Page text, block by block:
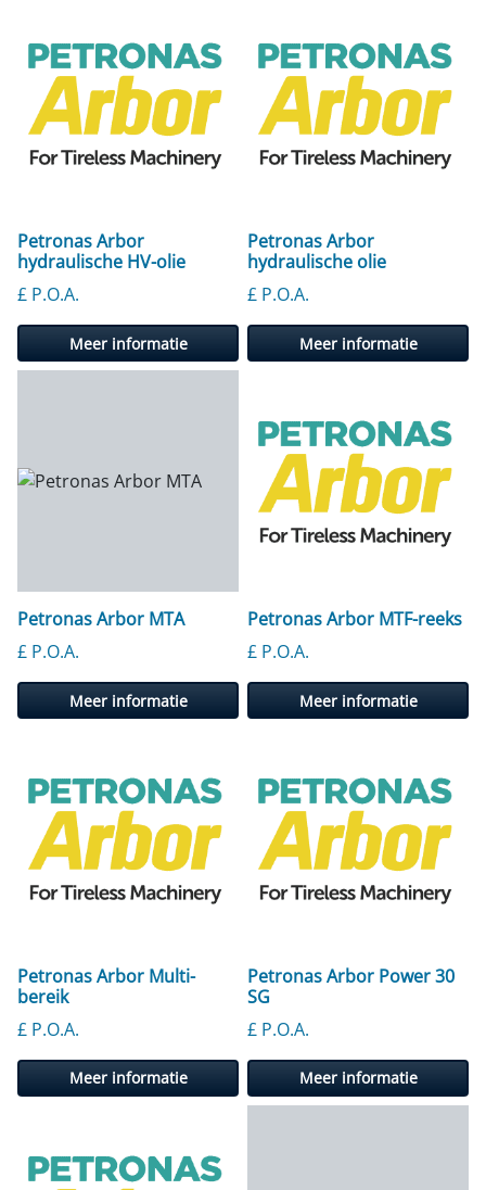
Petronas Arbor
hydraulische HV-olie
£ P.O.A.
Meer informatie
Petronas Arbor
hydraulische olie
£ P.O.A.
Meer informatie
Petronas Arbor MTA
£ P.O.A.
Meer informatie
Petronas Arbor MTF-reeks
£ P.O.A.
Meer informatie
Petronas Arbor Multi-
bereik
£ P.O.A.
Meer informatie
Petronas Arbor Power 30
SG
£ P.O.A.
Meer informatie